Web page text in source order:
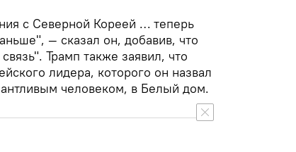
с Северной Кореей … теперь
— сказал он, добавив, что
Трамп также заявил, что
лидера, которого он назвал
человеком, в Белый дом.